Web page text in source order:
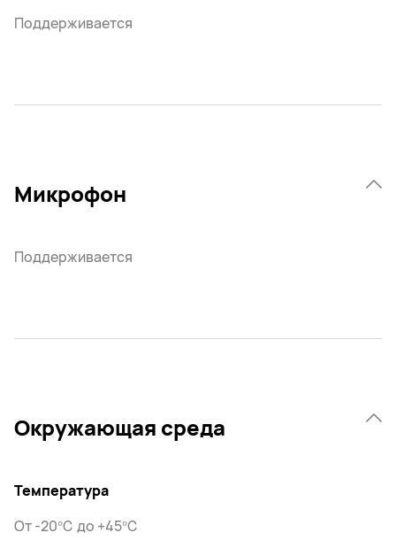
Поддерживается
Микрофон
Поддерживается
Окружающая среда
Температура
От -20℃ до +45℃